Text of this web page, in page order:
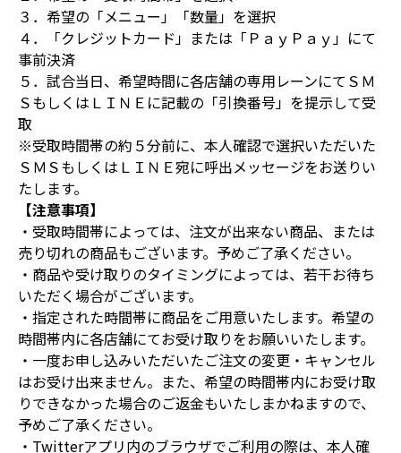
３．希望の「メニュー」「数量」を選択
４．「クレジットカード」または「ＰａｙＰａｙ」にて
事前決済
５．試合当日、希望時間に各店舗の専用レーンにてＳＭ
ＳもしくはＬＩＮＥに記載の「引換番号」を提示して受
取
※受取時間帯の約５分前に、本人確認で選択いただいた
ＳＭＳもしくはＬＩＮＥ宛に呼出メッセージをお送りい
たします。
【注意事項】
・受取時間帯によっては、注文が出来ない商品、または
売り切れの商品もございます。予めご了承ください。
・商品や受け取りのタイミングによっては、若干お待ち
いただく場合がございます。
・指定された時間帯に商品をご用意いたします。希望の
時間帯内に各店舗にてお受け取りをお願いいたします。
・一度お申し込みいただいたご注文の変更・キャンセル
はお受け出来ません。また、希望の時間帯内にお受け取
りできなかった場合のご返金もいたしまかねますので、
予めご了承ください。
・Twitterアプリ内のブラウザでご利用の際は、本人確